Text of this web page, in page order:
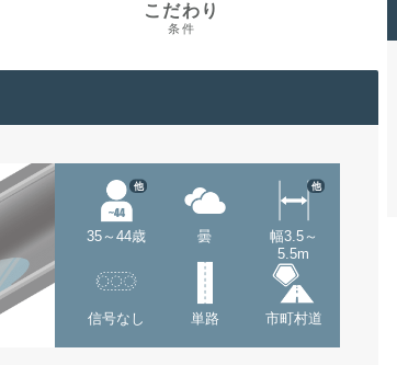
こだわり
条件
35～44歳
他
曇
幅3.5～
5.5m
他
信号なし 単路 市町村道